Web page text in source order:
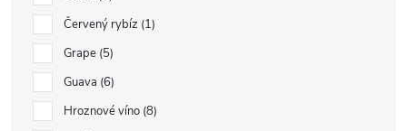
Červený rybíz 1
Grape 5
Guava 6
Hroznové víno 8